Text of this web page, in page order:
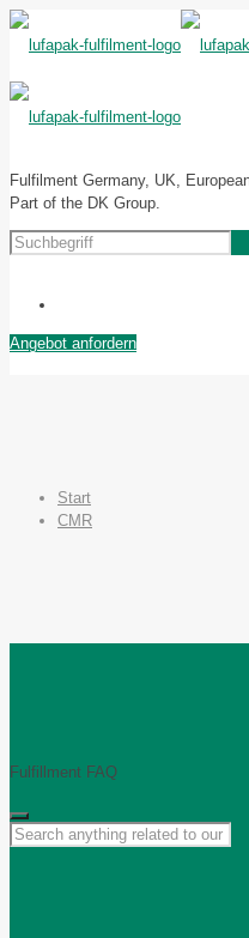
Fulfilment Germany, UK,
Part of the DK Group.
Angebot anfordern
Start
CMR
Fulfillment FAQ